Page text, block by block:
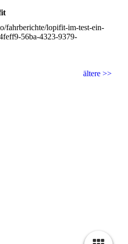
fahrberichte/lopifit-im-test-ein-
56ba-4323-9379-
ältere >>